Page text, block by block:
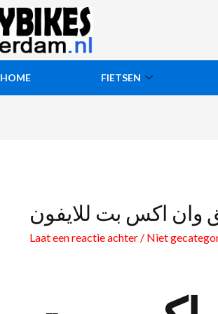
HOME FIETSEN
وان اكس بت للايفون
Laat een reactie achter / Niet